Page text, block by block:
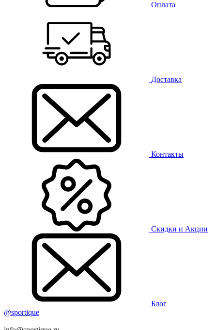
Оплата
Доставка
Контакты
Скидки и Акции
Блог
@sportique